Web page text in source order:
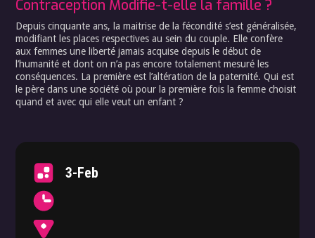
Contraception Modifie-t-elle la famille ?
Depuis cinquante ans, la maitrise de la fécondité s’est généralisée,
modifiant les places respectives au sein du couple. Elle confère
aux femmes une liberté jamais acquise depuis le début de
l’humanité et dont on n’a pas encore totalement mesuré les
conséquences. La première est l’altération de la paternité. Qui est
le père dans une société où pour la première fois la femme choisit
quand et avec qui elle veut un enfant ?
3-Feb